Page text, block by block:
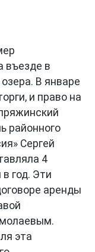
въезде в
В январе
и право на
районного
Сергей
4
год. Эти
аренды
эта